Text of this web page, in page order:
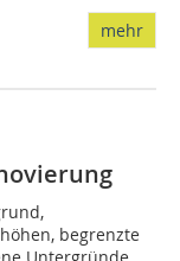
mehr
begrenzte